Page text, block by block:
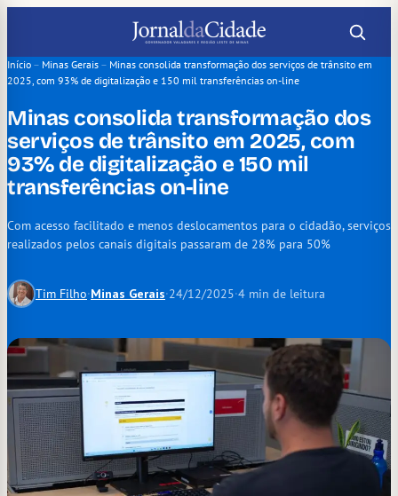
o
conteúdo
Início – Minas Gerais – Minas consolida transformação dos serviços de trânsito em
2025, com 93% de digitalização e 150 mil transferências on-line
Minas consolida transformação dos
serviços de trânsito em 2025, com
93% de digitalização e 150 mil
transferências on-line
Com acesso facilitado e menos deslocamentos para o cidadão, serviços
realizados pelos canais digitais passaram de 28% para 50%
Tim Filho·Minas Gerais·24/12/2025·4 min de leitura